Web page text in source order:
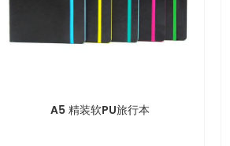
A5 精装软PU旅行本